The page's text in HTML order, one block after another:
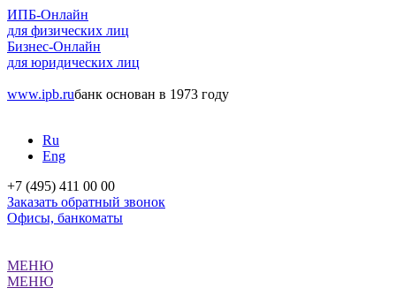
ИПБ-Онлайн
для физических лиц
Бизнес-Онлайн
для юридических лиц
www.ipb.ruбанк основан в 1973 году
Ru
Eng
+7 (495) 411 00 00
Заказать обратный звонок
Офисы, банкоматы
МЕНЮ
МЕНЮ